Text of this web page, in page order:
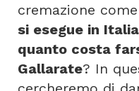
cremazione
si esegue in
quanto costa
Gallarate? In